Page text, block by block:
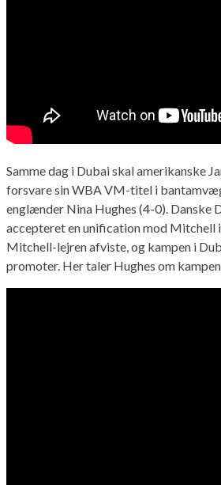
Samme dag i Dubai skal amerikanske
forsvare sin WBA VM-titel i
englænder Nina Hughes (4-0). Danske
accepteret en unification mod Mitchell
Mitchell-lejren afviste, og kampen i
promoter. Her taler Hughes om